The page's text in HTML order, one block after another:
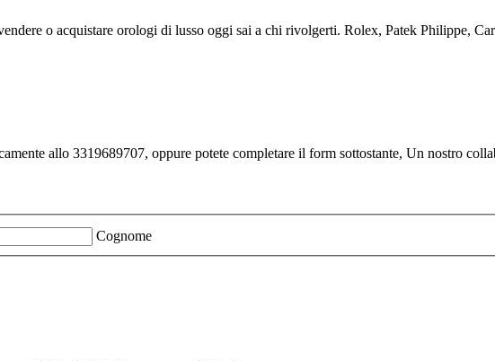
o acquistare orologi di lusso oggi sai a chi rivolgerti. Rolex, Patek Philippe,
allo 3319689707, oppure potete completare il form sottostante, Un nostro
Cognome